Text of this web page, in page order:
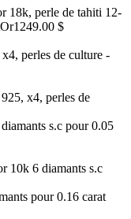
18k, perle de tahiti 12-
Or1249.00 $
x4, perles de
10k 6 diamants s.c